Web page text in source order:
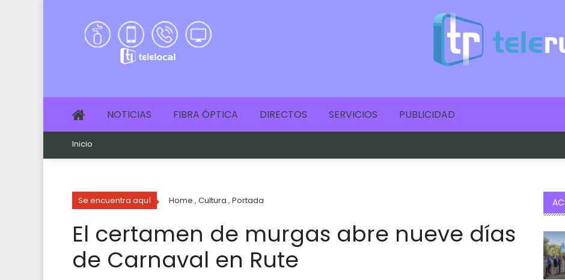
NOTICIAS FIBRA ÓPTICA DIRECTOS SERVICIOS PUBLICIDAD
Inicio
Se encuentra aquí Home , Cultura , Portada
El certamen de murgas abre nueve días
de Carnaval en Rute